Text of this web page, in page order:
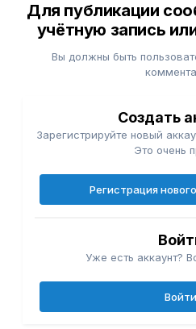
Для публикации
учётную запись
Вы должны быть
Создать
Зарегистрируйте новый
Это очень
Регистрация
Уже есть аккаунт?
Войти